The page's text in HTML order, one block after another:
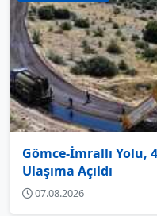
Gömce-İmrallı
Ulaşıma Açıldı
07.08.2026